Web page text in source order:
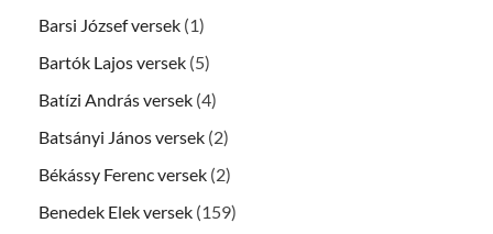
Barsi József versek (1)
Bartók Lajos versek (5)
Batízi András versek (4)
Batsányi János versek (2)
Békássy Ferenc versek (2)
Benedek Elek versek (159)